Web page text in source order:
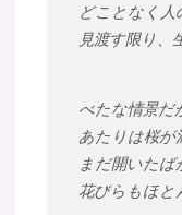
どことなく人
見渡す限り、
べたな情景だ
あたりは桜が
まだ開いたば
花びらもほと